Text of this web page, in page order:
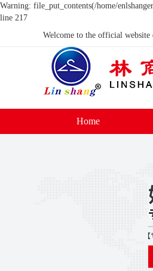
Warning: file_put_contents(/home/
line 217
Welcome to the official
Home